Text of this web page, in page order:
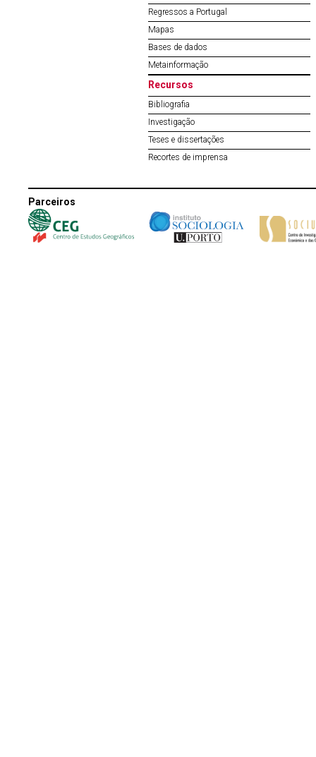
Regressos a Portugal
Mapas
Bases de dados
Metainformação
Recursos
Bibliografia
Investigação
Teses e dissertações
Recortes de imprensa
Parceiros